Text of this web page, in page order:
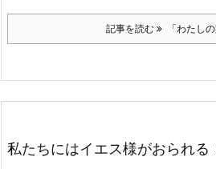
記事を読む 「わたし
私たちにはイエス様がおられる